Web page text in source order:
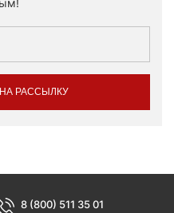
РАССЫЛКУ
8 (800) 511 35 01